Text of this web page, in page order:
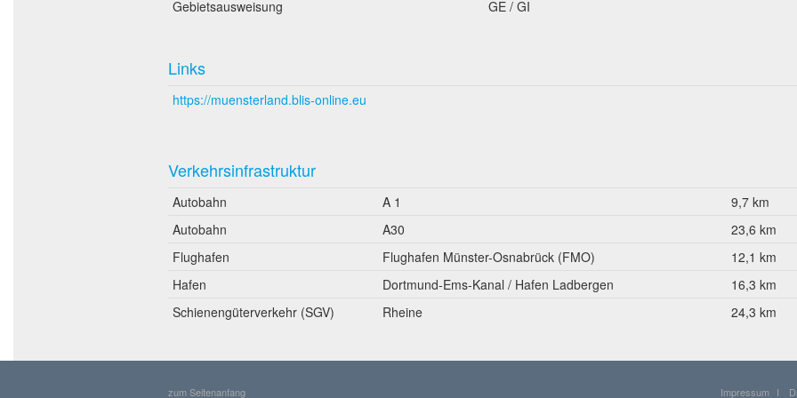
Gebietsausweisung
GE / GI
Links
https://muensterland.blis-online.eu
Verkehrsinfrastruktur
Autobahn A 1
9,7 km
Autobahn
A30
23,6 km
Flughafen
Flughafen Münster-Osnabrück (FMO)
12,1 km
Hafen
Dortmund-Ems-Kanal / Hafen Ladbergen
16,3 km
Schienengüterverkehr (SGV)
Rheine 24,3 km
zum Seitenanfang Impressum I